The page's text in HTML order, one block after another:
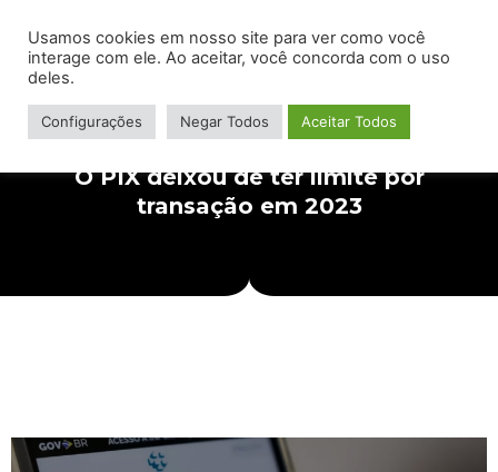
O PIX deixou de ter limite por
transação em 2023
Usamos cookies em nosso site para ver como você
interage com ele. Ao aceitar, você concorda com o uso
deles.
Configurações Negar Todos Aceitar Todos